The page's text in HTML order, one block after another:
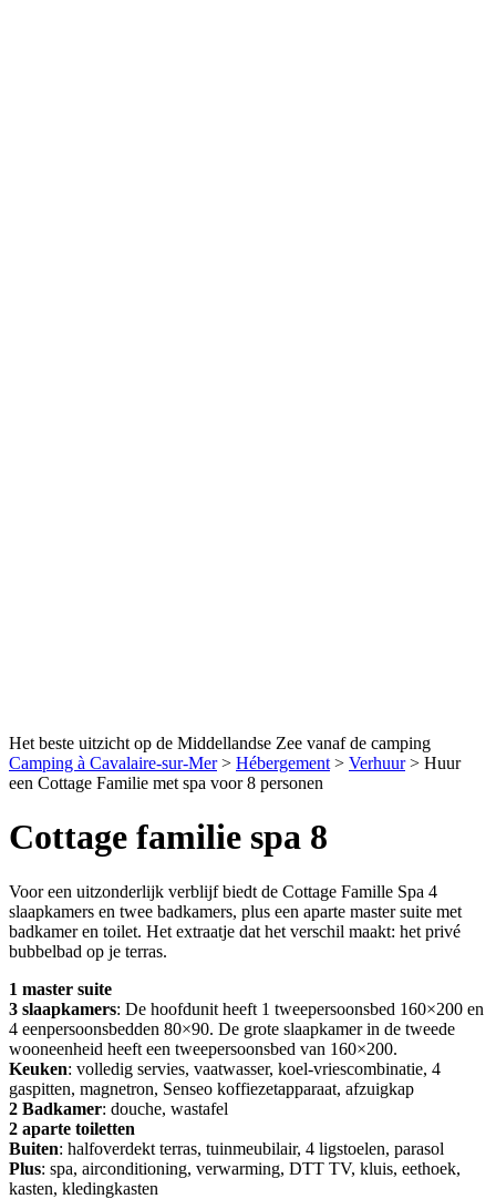
Het beste uitzicht op de Middellandse Zee vanaf de camping
Camping à Cavalaire-sur-Mer> Hébergement > Verhuur> Huur
een Cottage Familie met spa voor 8 personen
Cottage familie spa 8
Voor een uitzonderlijk verblijf biedt de Cottage Famille Spa 4
slaapkamers en twee badkamers, plus een aparte master suite met
badkamer en toilet. Het extraatje dat het verschil maakt: het privé
bubbelbad op je terras.
1 master suite
3 slaapkamers: De hoofdunit heeft 1 tweepersoonsbed 160×200 en
4 eenpersoonsbedden 80×90. De grote slaapkamer in de tweede
wooneenheid heeft een tweepersoonsbed van 160×200.
Keuken: volledig servies, vaatwasser, koel-vriescombinatie, 4
gaspitten, magnetron, Senseo koffiezetapparaat, afzuigkap
2 Badkamer: douche, wastafel
2 aparte toiletten
Buiten: halfoverdekt terras, tuinmeubilair, 4 ligstoelen, parasol
Plus: spa, airconditioning, verwarming, DTT TV, kluis, eethoek,
kasten, kledingkasten